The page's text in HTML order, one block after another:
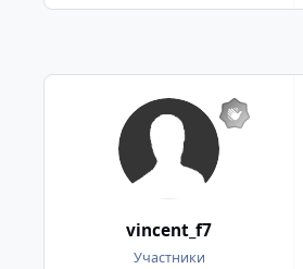
vincent_f7
Участники